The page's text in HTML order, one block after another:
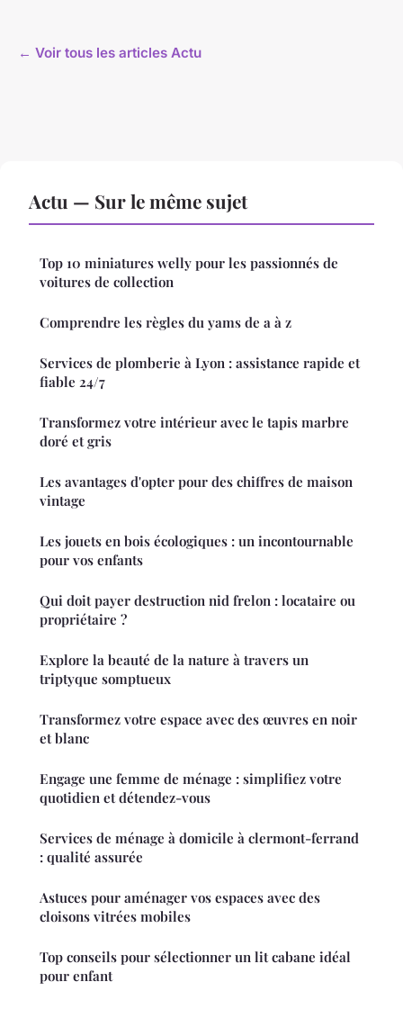
← Voir tous les articles Actu
Actu — Sur le même sujet
Top 10 miniatures welly pour les passionnés de
voitures de collection
Comprendre les règles du yams de a à z
Services de plomberie à Lyon : assistance rapide et
fiable 24/7
Transformez votre intérieur avec le tapis marbre
doré et gris
Les avantages d'opter pour des chiffres de maison
vintage
Les jouets en bois écologiques : un incontournable
pour vos enfants
Qui doit payer destruction nid frelon : locataire ou
propriétaire ?
Explore la beauté de la nature à travers un
triptyque somptueux
Transformez votre espace avec des œuvres en noir
et blanc
Engage une femme de ménage : simplifiez votre
quotidien et détendez-vous
Services de ménage à domicile à clermont-ferrand
: qualité assurée
Astuces pour aménager vos espaces avec des
cloisons vitrées mobiles
Top conseils pour sélectionner un lit cabane idéal
pour enfant